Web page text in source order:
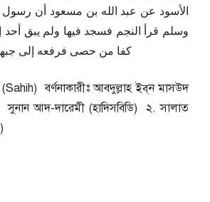
الأسود عن عبد الله بن مسعود أن رسول
وسلم قرأ النجم فسجد فيها ولم يبق أحد
كفا من حصى فرفعه إلى
(Sahih) বর্ণনাকারীঃ আবদুল্লাহ‌ ইব্‌ন মাসউদ
সুনান আদ-দারেমী (হাদিসবিডি) ২. সালাত
অধ্যায় (كتاب الصلاة)